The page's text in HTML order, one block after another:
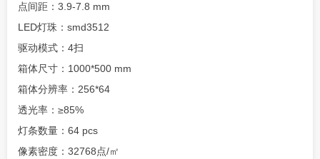
点间距：3.9-7.8 mm
LED灯珠：smd3512
驱动模式：4扫
箱体尺寸：1000*500 mm
箱体分辨率：256*64
透光率：≥85%
灯条数量：64 pcs
像素密度：32768点/㎡